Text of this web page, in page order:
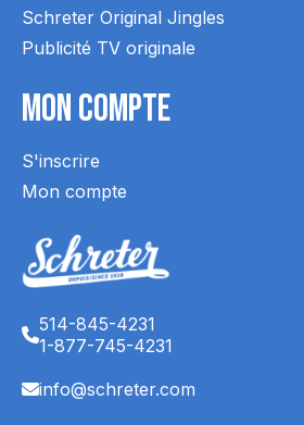
Schreter Original Jingles
Publicité TV originale
Mon Compte
S'inscrire
Mon compte
514-845-4231
1-877-745-4231
info@schreter.com